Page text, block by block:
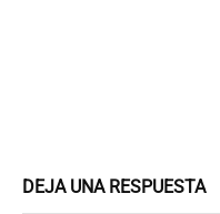
DEJA UNA RESPUESTA